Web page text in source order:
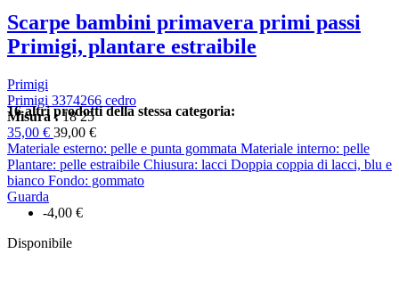
-4,00 €
Disponibile
Scarpe bambini primavera primi passi
Primigi, plantare estraibile
Primigi
Primigi 3374266 cedro
Misura : 18 25
35,00 € 39,00 €
Materiale esterno: pelle e punta gommata Materiale interno: pelle
Plantare: pelle estraibile Chiusura: lacci Doppia coppia di lacci, blu e
bianco Fondo: gommato
Guarda
16 altri prodotti della stessa categoria: